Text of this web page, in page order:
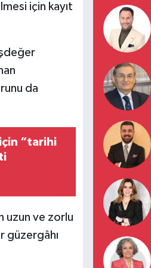
için kayıt
da
“tarihi
uzun ve zorlu
güzergâhı